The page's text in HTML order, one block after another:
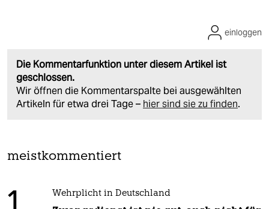
Die Kommentarfunktion unter diesem Artikel ist
geschlossen.
Wir öffnen die Kommentarspalte bei ausgewählten
Artikeln für etwa drei Tage – hier sind sie zu finden.
einloggen
meistkommentiert
Wehrplicht in Deutschland